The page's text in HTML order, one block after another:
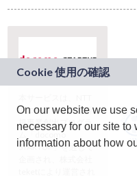
ドコモグループの新
規事業創出プログラ
ム「docomo
STARTUP」を通じて
On our website we use
necessary for our site to
information about how